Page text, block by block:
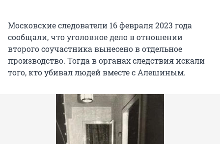
Московские следователи 16 февраля 2023 года
сообщали, что уголовное дело в отношении
второго соучастника вынесено в отдельное
производство. Тогда в органах следствия искали
того, кто убивал людей вместе с Алешиным.